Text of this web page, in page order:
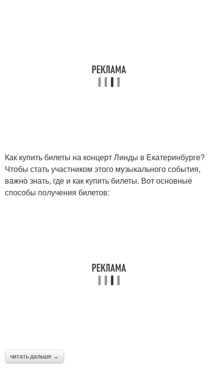
Как купить билеты на концерт Линды в Екатеринбурге?
Чтобы стать участником этого музыкального события,
важно знать, где и как купить билеты. Вот основные
способы получения билетов:
читать дальше →